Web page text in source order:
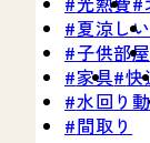
夏涼しい
子供部屋
家具 快
水回り
間取り